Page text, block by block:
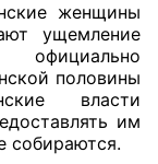
женщины
ущемление
половины
власти
им
собираются.